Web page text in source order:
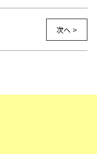
次へ >